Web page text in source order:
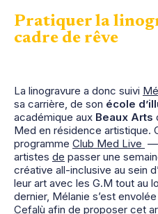
Pratiquer la
cadre de rêve
La linogravure a donc suivi
sa carrière, de son école
académique aux Beaux Arts
Med en résidence artistique.
programme Club Med Live —
artistes de passer une
créative all-inclusive au sein
leur art avec les G.M tout au
dernier, Mélanie s’est
Cefalù afin de proposer cet